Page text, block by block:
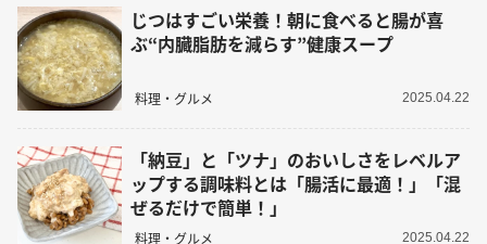
じつはすごい栄養！朝に食べると腸が喜
ぶ“内臓脂肪を減らす”健康スープ
料理・グルメ 2025.04.22
「納豆」と「ツナ」のおいしさをレベルア
ップする調味料とは「腸活に最適！」「混
ぜるだけで簡単！」
料理・グルメ 2025.04.22